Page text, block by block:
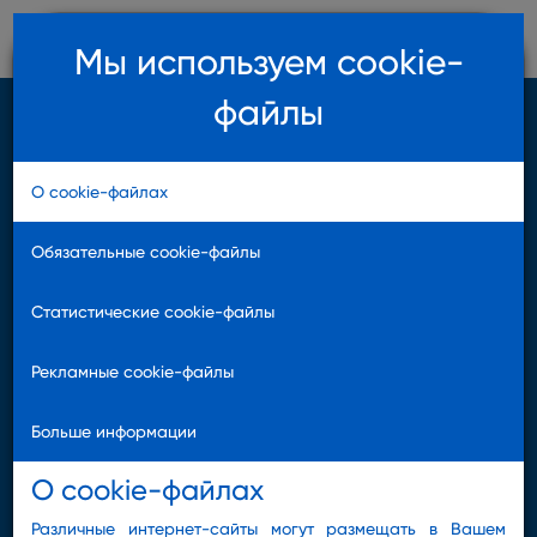
Поддержка
CQG Q-TRADER
Платформа для торговли
фьючерсами и опционами
Мы используем cookie-
файлы
О cookie-файлах
Обязательные cookie-файлы
Статистические cookie-файлы
Рекламные cookie-файлы
Больше информации
О cookie-файлах
Различные интернет-сайты могут размещать в Вашем